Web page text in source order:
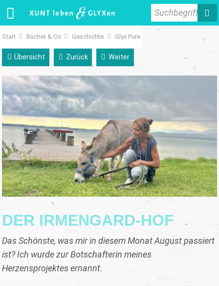
Suchbegriff
Start Bücher & Co Geschichte Glyx Pure
Übersicht Zurück Weiter
DER IRMENGARD-HOF
Das Schönste, was mir in diesem Monat August passiert
ist? Ich wurde zur Botschafterin meines
Herzensprojektes ernannt.